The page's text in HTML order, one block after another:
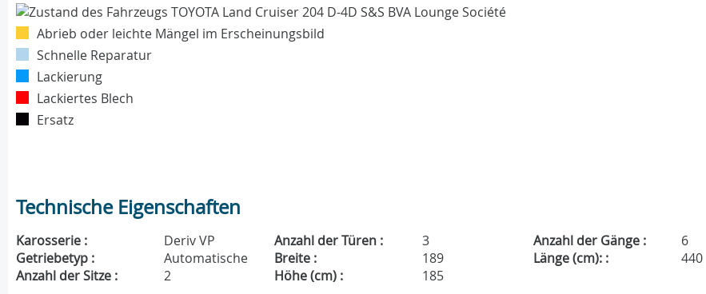
Abrieb oder leichte Mängel im Erscheinungsbild
Schnelle Reparatur
Lackierung
Lackiertes Blech
Ersatz
Technische Eigenschaften
Karosserie : Deriv VP Anzahl der Türen : 3 Anzahl der Gänge :
6
Getriebetyp :
Automatische Breite : 189 Länge (cm): :
440
Anzahl der Sitze :
2 Höhe (cm) : 185